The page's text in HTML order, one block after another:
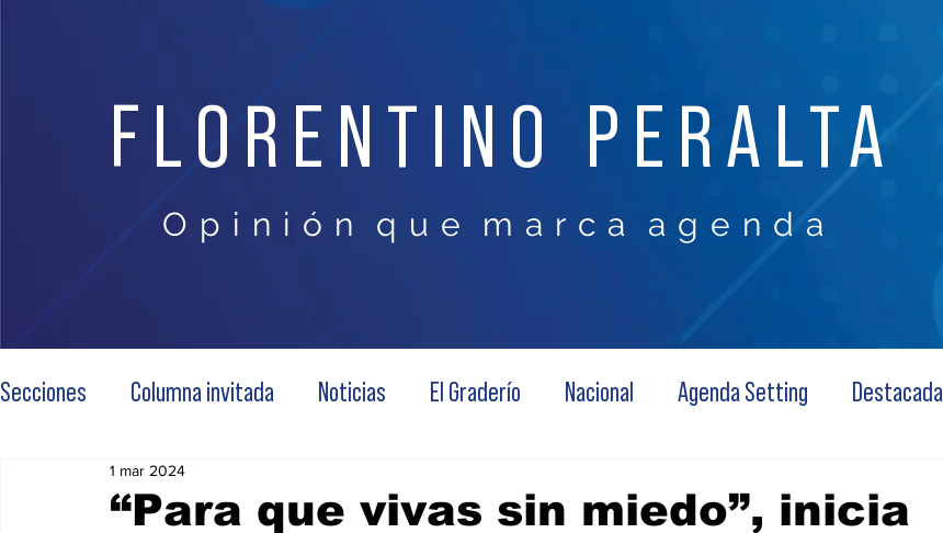
FLORENTINO PERALTA
O p i n i ó n q u e m a r c a a g e n d a
Secciones Columna invitada Noticias El Graderío Nacional Agenda Setting
“Para que vivas sin miedo”, inicia
1 mar 2024